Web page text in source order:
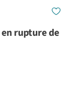
rupture de